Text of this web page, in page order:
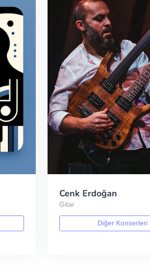
Cenk Erdoğan
Gitar
Diğer Konserleri